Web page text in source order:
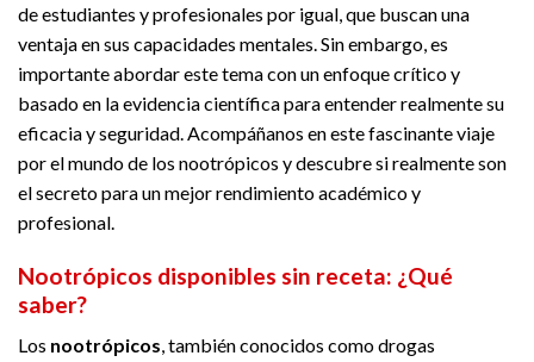
de estudiantes y profesionales por igual, que buscan una
ventaja en sus capacidades mentales. Sin embargo, es
importante abordar este tema con un enfoque crítico y
basado en la evidencia científica para entender realmente su
eficacia y seguridad. Acompáñanos en este fascinante viaje
por el mundo de los nootrópicos y descubre si realmente son
el secreto para un mejor rendimiento académico y
profesional.
Nootrópicos disponibles sin receta: ¿Qué
saber?
Los nootrópicos, también conocidos como drogas